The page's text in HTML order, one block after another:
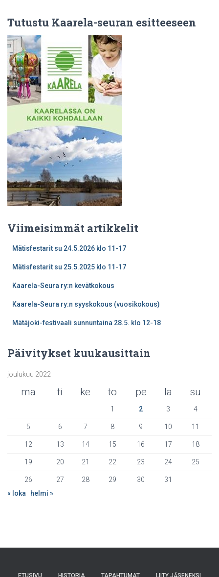
Tutustu Kaarela-seuran esitteeseen
Viimeisimmät artikkelit
Mätisfestarit su 24.5.2026 klo 11-17
Mätisfestarit su 25.5.2025 klo 11-17
Kaarela-Seura ry:n kevätkokous
Kaarela-Seura ry:n syyskokous (vuosikokous)
Mätäjoki-festivaali sunnuntaina 28.5. klo 12-18
Päivitykset kuukausittain
joulukuu 2022
ma ti ke to pe la su
1 2 3 4
5 6 7 8 9 10 11
12 13 14 15 16 17 18
19 20 21 22 23 24 25
26 27 28 29 30
31
« loka
helmi »
ETUSIVU HISTORIA TAPAHTUMAT LIITY JÄSENEKSI